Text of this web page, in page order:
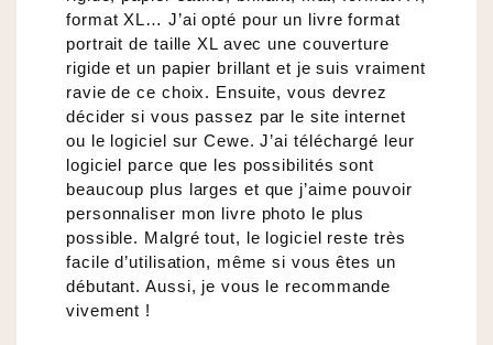
format XL… J’ai opté pour un livre format
portrait de taille XL avec une couverture
rigide et un papier brillant et je suis vraiment
ravie de ce choix. Ensuite, vous devrez
décider si vous passez par le site internet
ou le logiciel sur Cewe. J’ai téléchargé leur
logiciel parce que les possibilités sont
beaucoup plus larges et que j’aime pouvoir
personnaliser mon livre photo le plus
possible. Malgré tout, le logiciel reste très
facile d’utilisation, même si vous êtes un
débutant. Aussi, je vous le recommande
vivement !